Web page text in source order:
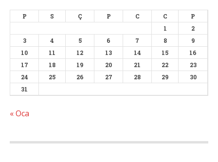
P S Ç P C C
P
1
2
3
4 5 6 7 8
9
10
11 12 13 14 15
16
17
18 19 20 21 22
23
24
25 26 27 28 29
30
31
« Oca